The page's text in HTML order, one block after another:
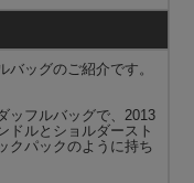
ッグのご紹介です。
ッフルバッグで、2013
ドルとショルダースト
クパックのように持ち